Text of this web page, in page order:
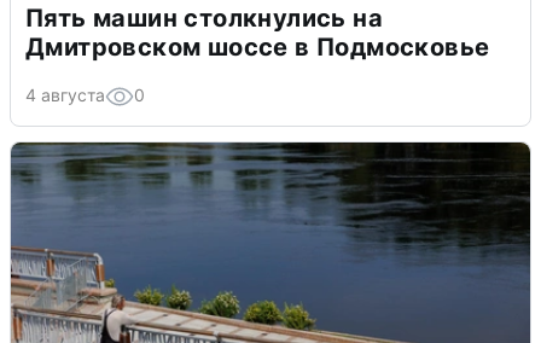
Пять машин столкнулись на
Дмитровском шоссе в Подмосковье
4 августа 0